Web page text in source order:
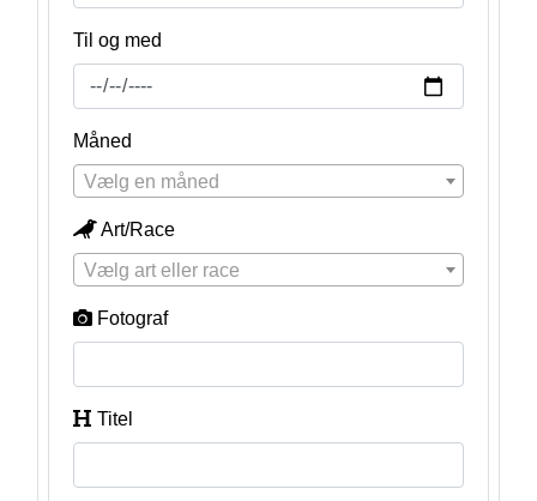
Til og med
Måned
Vælg en måned
Art/Race
Vælg art eller race
Fotograf
Titel